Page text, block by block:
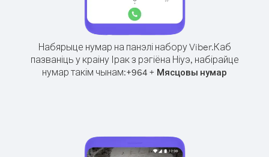
Набярыце нумар на панэлі набору Viber.Каб
пазваніць у краіну Ірак з рэгіёна Ніуэ, набірайце
нумар такім чынам:+964 + Мясцовы нумар